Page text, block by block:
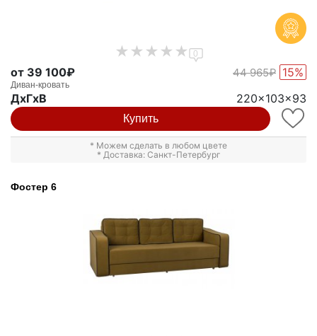
0
от 39 100₽ 44 965₽ 15%
Диван-кровать
ДxГxВ 220x103x93
Купить
* Можем сделать в любом цвете
* Доставка: Санкт-Петербург
Фостер 6